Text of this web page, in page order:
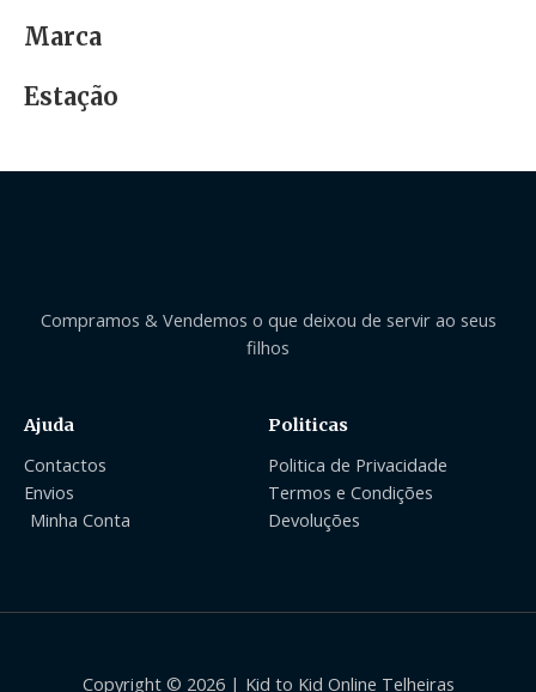
Marca
Estação
Compramos & Vendemos o que deixou de servir ao seus
filhos
Ajuda
Contactos
Envios
Minha Conta
Politicas
Politica de Privacidade
Termos e Condições
Devoluções
Copyright © 2026 | Kid to Kid Online Telheiras